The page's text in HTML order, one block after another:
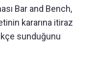
Bar and Bench,
kararına itiraz
sunduğunu